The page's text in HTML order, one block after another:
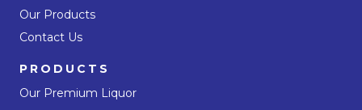
Our Products
Contact Us
PRODUCTS
Our Premium Liquor